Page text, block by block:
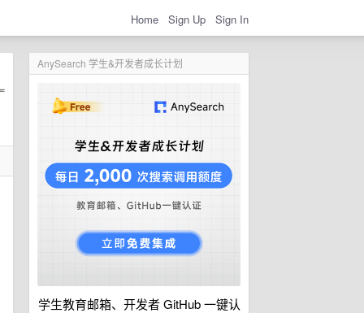
Home Sign Up Sign In
AnySearch 学生&开发者成长计划
学生教育邮箱、开发者 GitHub 一键认